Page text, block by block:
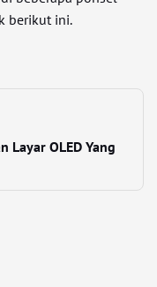
berikut ini.
Layar OLED Yang